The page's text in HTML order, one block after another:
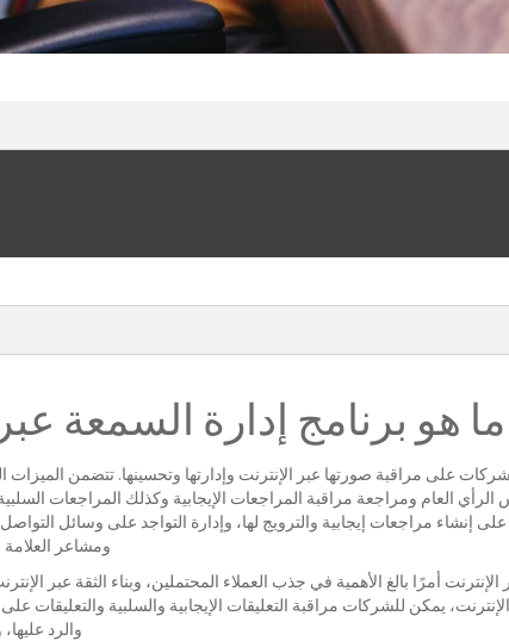
ما هو برنامج إدارة السمعة
على مراقبة صورتها عبر الإنترنت وإدارتها وتحسينها. تتضمن الميزات
العام ومراجعة مراقبة المراجعات الإيجابية وكذلك المراجعات السلبية
إنشاء مراجعات إيجابية والترويج لها، وإدارة التواجد على وسائل التواصل
ومشاعر
أمرًا بالغ الأهمية في جذب العملاء المحتملين، وبناء الثقة عبر
يمكن للشركات مراقبة التعليقات الإيجابية والسلبية والتعليقات
والرد